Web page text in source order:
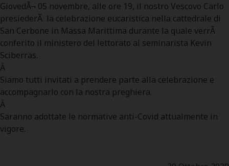
GiovedÃ¬ 05 novembre, alle ore 19, il nostro Vescovo Carlo
presiederÃ la celebrazione eucaristica nella cattedrale di
San Cerbone in Massa Marittima durante la quale verrÃ
conferito il ministero del lettorato al seminarista Kevin
Sciberras.
Â
Siamo tutti invitati a prendere parte alla celebrazione e
accompagnarlo con la nostra preghiera.
Â
Saranno adottate le normative anti-Covid attualmente in
vigore.